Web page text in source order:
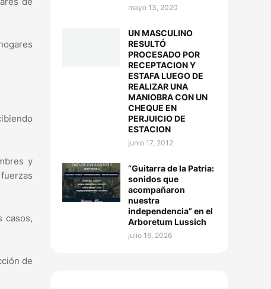
y
casos,
de
mayo 13, 2020
UN MASCULINO
RESULTÓ
PROCESADO POR
RECEPTACION Y
ESTAFA LUEGO DE
REALIZAR UNA
MANIOBRA CON UN
CHEQUE EN
PERJUICIO DE
ESTACION
junio 17, 2012
“Guitarra de la Patria:
sonidos que
acompañaron
nuestra
independencia” en el
Arboretum Lussich
julio 16, 2026